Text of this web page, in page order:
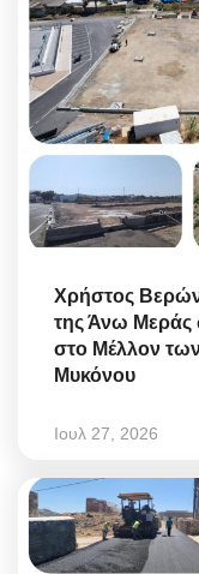
Χρήστος
της Άνω Μεράς
στο Μέλλον
Μυκόνου
Ιουλ 27, 2026